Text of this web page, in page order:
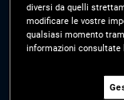
diversi da quelli
modificare le vostre
qualsiasi momento
informazioni consultate